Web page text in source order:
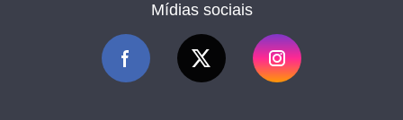
Mídias sociais